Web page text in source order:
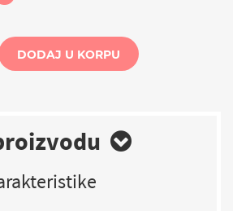
DODAJ U KORPU